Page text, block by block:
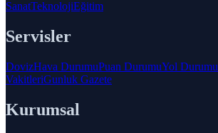
SanatTeknolojiEğitim
Servisler
DovizHava DurumuPuan DurumuYol Durumu
VakitleriGunluk Gazete
Kurumsal